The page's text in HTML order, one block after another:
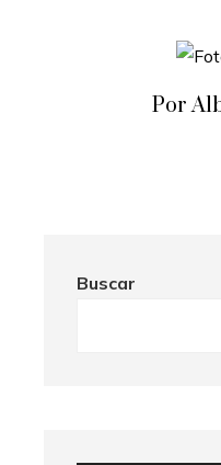
Por
Buscar